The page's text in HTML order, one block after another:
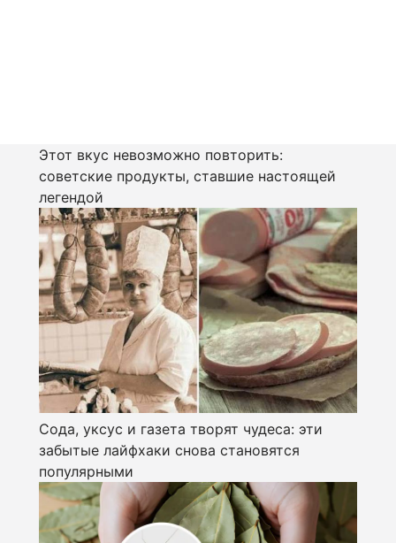
Этот вкус невозможно повторить:
советские продукты, ставшие настоящей
легендой
Сода, уксус и газета творят чудеса: эти
забытые лайфхаки снова становятся
популярными